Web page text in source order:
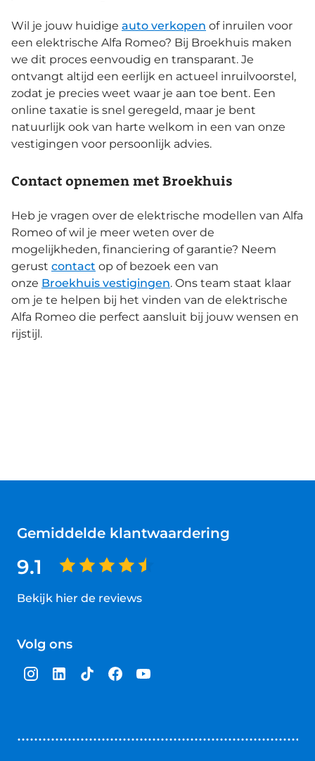
Wil je jouw huidige auto verkopen of inruilen voor
een elektrische Alfa Romeo? Bij Broekhuis maken
we dit proces eenvoudig en transparant. Je
ontvangt altijd een eerlijk en actueel inruilvoorstel,
zodat je precies weet waar je aan toe bent. Een
online taxatie is snel geregeld, maar je bent
natuurlijk ook van harte welkom in een van onze
vestigingen voor persoonlijk advies.
Contact opnemen met Broekhuis
Heb je vragen over de elektrische modellen van Alfa
Romeo of wil je meer weten over de
mogelijkheden, financiering of garantie? Neem
gerust contact op of bezoek een van
onze Broekhuis vestigingen. Ons team staat klaar
om je te helpen bij het vinden van de elektrische
Alfa Romeo die perfect aansluit bij jouw wensen en
rijstijl.
Gemiddelde klantwaardering
9.1
Bekijk hier de reviews
van
sterren
Volg ons